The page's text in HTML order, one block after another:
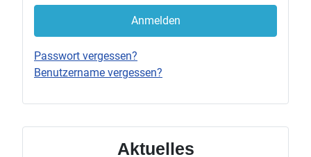
Aktuelles
Anmelden
Passwort vergessen?
Benutzername vergessen?